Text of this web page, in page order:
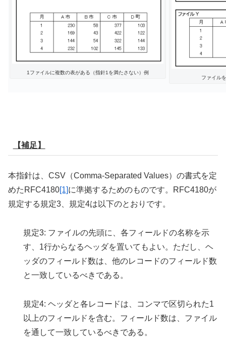
1ファイルに複数の表がある（指針1を満たさない）例
ファイル
【補足】
本指針は、CSV（Comma-Separated Values）の書式を定
めたRFC4180[1]に準拠するためのものです。RFC4180が
規定する規定3、規定4は以下のとおりです。
規定3: ファイルの先頭に、各フィールドの名称を示
す、1行からなるヘッダを置いてもよい。ただし、ヘ
ッダのフィールド数は、他のレコードのフィールド数
と一致しているべきである。
規定4: ヘッダと各レコードは、コンマで区切られた1
以上のフィールドを含む。フィールド数は、ファイル
を通して一致しているべきである。